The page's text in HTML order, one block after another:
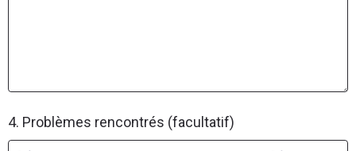
4. Problèmes rencontrés (facultatif)